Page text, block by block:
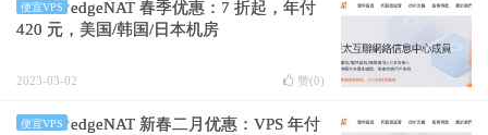
便宜VPS
edgeNAT 春季优惠：7 折起，年付
420 元，美国/韩国/日本机房
2023-03-02 赞(0)
便宜VPS
edgeNAT 新春二月优惠：VPS 年付